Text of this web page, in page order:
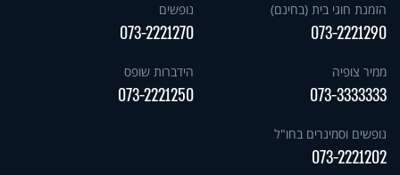
הזמנת חוגי בית (בחינם)
073-2221290
נופשים
073-2221270
ממיר צופיה
073-3333333
הידברות שופס
073-2221250
נופשים וסמינרים בחו"ל
073-2221202